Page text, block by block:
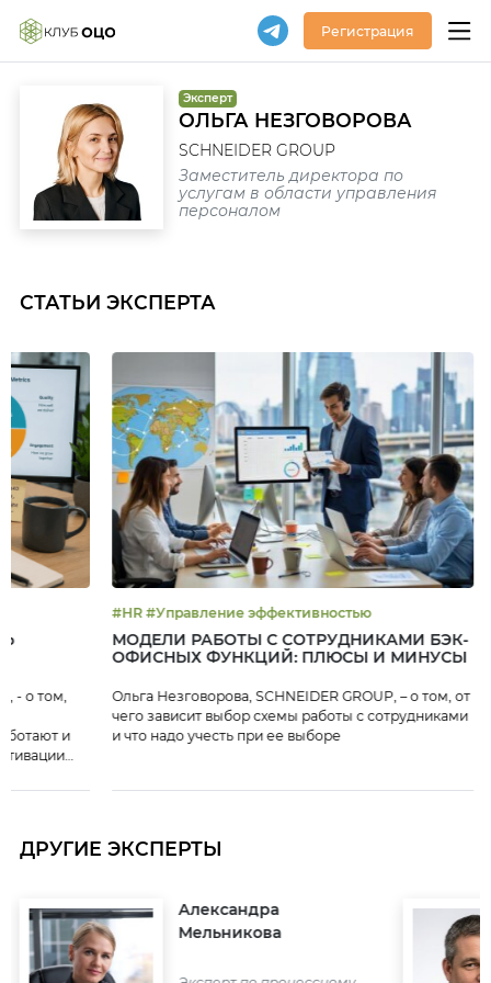
Регистрация
Эксперт
ОЛЬГА НЕЗГОВОРОВА
SCHNEIDER GROUP
Заместитель директора по
услугам в области управления
персоналом
СТАТЬИ ЭКСПЕРТА
- о том,
и
#HR #Управление эффективностью
МОДЕЛИ РАБОТЫ С СОТРУДНИКАМИ БЭК-
ОФИСНЫХ ФУНКЦИЙ: ПЛЮСЫ И МИНУСЫ
Ольга Незговорова, SCHNEIDER GROUP, – о том, от
чего зависит выбор схемы работы с сотрудниками
и что надо учесть при ее выборе
ДРУГИЕ ЭКСПЕРТЫ
Александра
Мельникова